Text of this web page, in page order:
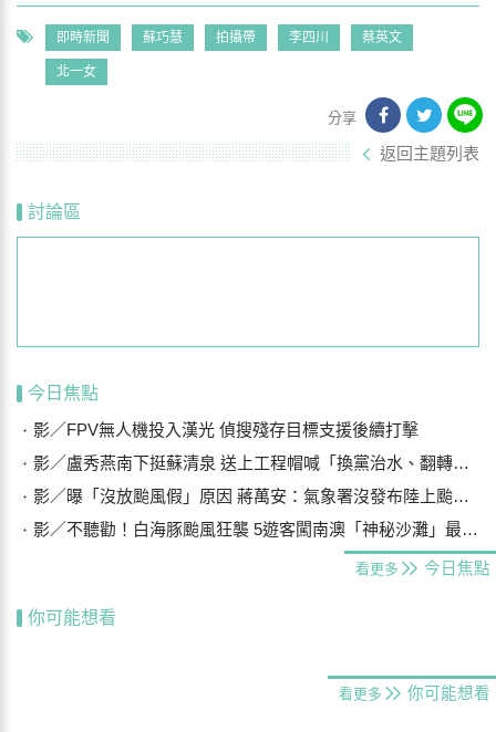
即時新聞 蘇巧慧 拍攝帶 李四川 蔡英文
北一女
分享
返回主題列表
討論區
今日焦點
影／FPV無人機投入漢光 偵搜殘存目標支援後續打擊
影／盧秀燕南下挺蘇清泉 送上工程帽喊「換黨治水、翻轉屏東」
影／曝「沒放颱風假」原因 蔣萬安：氣象署沒發布陸上颱風警報
影／不聽勸！白海豚颱風狂襲 5遊客闖南澳「神秘沙灘」最高罰25萬
看更多 今日焦點
你可能想看
看更多 你可能想看